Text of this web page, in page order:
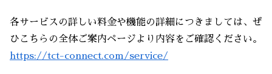
各サービスの詳しい料金や機能の詳細につきましては、ぜ
ひこちらの全体ご案内ページより内容をご確認ください。
https://tct-connect.com/service/